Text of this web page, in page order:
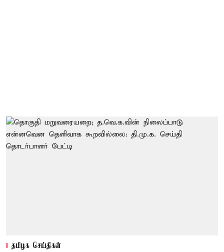
தமிழக செய்திகள்